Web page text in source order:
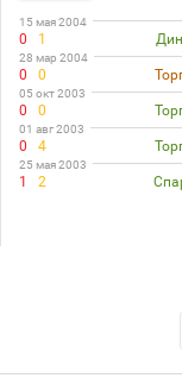
15 мая 2004
0 1
28 мар 2004
0 0
05 окт 2003
0 0
01 авг 2003
0 4
25 мая 2003
1 2